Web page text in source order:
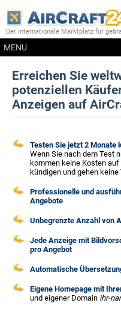
Der internationale Marktplatz für
MENU
Erreichen Sie
potenziellen
Anzeigen auf
Testen Sie jetzt 2 Monate
Wenn Sie nach dem Test
kommen keine Kosten
kündigen und gehen
Professionelle und
Angebote
Unbegrenzte Anzahl von
Jede Anzeige mit
pro Angebot
Automatische
Eigene Homepage mit
und eigener Domain ihr-